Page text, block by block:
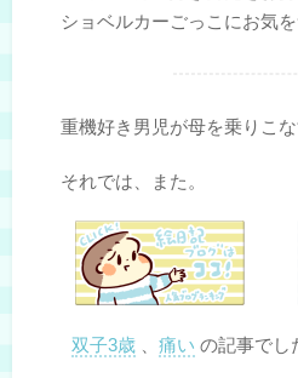
ショベルカーごっこにお気
重機好き男児が母を乗りこな
それでは、また。
双子3歳、 痛い の記事でし